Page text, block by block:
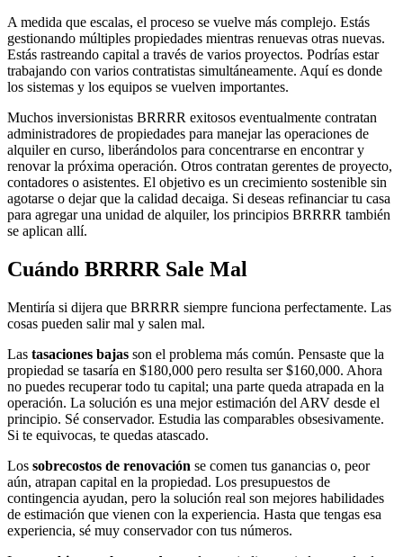
A medida que escalas, el proceso se vuelve más complejo. Estás
gestionando múltiples propiedades mientras renuevas otras nuevas.
Estás rastreando capital a través de varios proyectos. Podrías estar
trabajando con varios contratistas simultáneamente. Aquí es donde
los sistemas y los equipos se vuelven importantes.
Muchos inversionistas BRRRR exitosos eventualmente contratan
administradores de propiedades para manejar las operaciones de
alquiler en curso, liberándolos para concentrarse en encontrar y
renovar la próxima operación. Otros contratan gerentes de proyecto,
contadores o asistentes. El objetivo es un crecimiento sostenible sin
agotarse o dejar que la calidad decaiga. Si deseas refinanciar tu casa
para agregar una unidad de alquiler, los principios BRRRR también
se aplican allí.
Cuándo BRRRR Sale Mal
Mentiría si dijera que BRRRR siempre funciona perfectamente. Las
cosas pueden salir mal y salen mal.
Las tasaciones bajas son el problema más común. Pensaste que la
propiedad se tasaría en $180,000 pero resulta ser $160,000. Ahora
no puedes recuperar todo tu capital; una parte queda atrapada en la
operación. La solución es una mejor estimación del ARV desde el
principio. Sé conservador. Estudia las comparables obsesivamente.
Si te equivocas, te quedas atascado.
Los sobrecostos de renovación se comen tus ganancias o, peor
aún, atrapan capital en la propiedad. Los presupuestos de
contingencia ayudan, pero la solución real son mejores habilidades
de estimación que vienen con la experiencia. Hasta que tengas esa
experiencia, sé muy conservador con tus números.